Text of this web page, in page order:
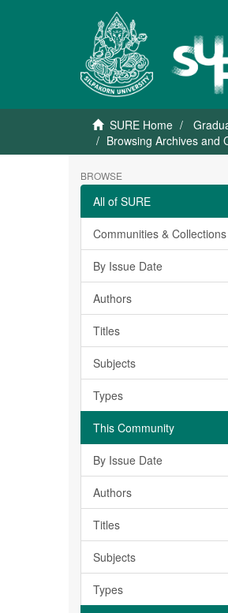
SURE Home
Browsing Archives and
BROWSE
All of SURE
Communities & Collections
By Issue Date
Authors
Titles
Subjects
Types
This Community
By Issue Date
Authors
Titles
Subjects
Types